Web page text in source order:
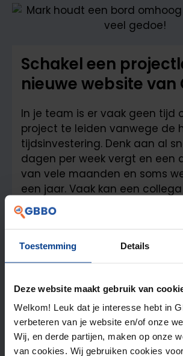
Toestemming Details
Deze website maakt gebruik van
Welkom! Leuk dat je interesse hebt in
verbeteren van je website en/of onze
Wij, en derde partijen, maken op onze
van cookies. Wij gebruiken cookies
Schakel een
nieuwe website van
In je team is er vaak geen tijd
project te leiden vanwege de
tijdsinvestering. Denk aan al
dagen per week vergt en een
van vele maanden en soms
een jaar. Vaak kan een
projectleider er ook niet
doen. Schakel in dit geval dan
onze hulp wordt het project
gevend. We leveren jou een
Maak een afspraak
Bekijk video's met